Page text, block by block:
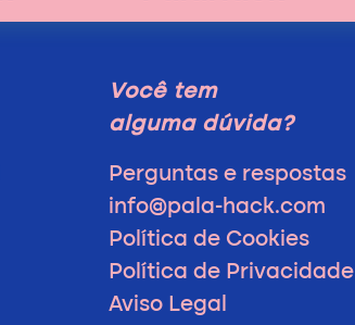
Você tem
alguma dúvida?
Perguntas e respostas
info@pala-hack.com
Política de Cookies
Política de Privacidade
Aviso Legal